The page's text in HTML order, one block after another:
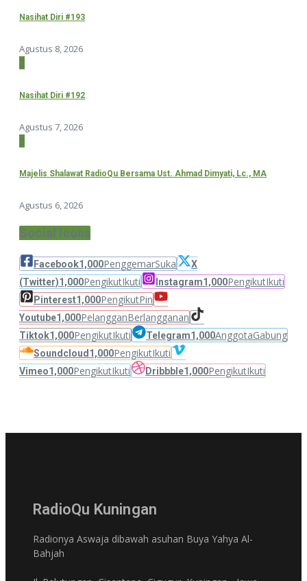
Nasihat Diri #193
Agustus 8, 2026
2
Nasihat Diri #192
Agustus 7, 2026
3
Majelis Shalawat RadioQu Bersama Ust. Ahmad Dimyati, Lc., MA
Agustus 6, 2026
Social Icons
Facebook1,000PenggemarSuka
X
(Twitter)1,000PengikutIkuti Instagram1,000PengikutIkuti
Pinterest1,000PengikutPin
Youtube1,000PelangganBerlangganan
Tiktok1,000PengikutIkuti Telegram1,000AnggotaGabung
Soundcloud 1,000PengikutIkuti
Vimeo1,000PengikutIkuti Dribbble1,000PengikutIkuti
RadioQu Kuningan
Radionya Aswaja dibawah asuhan Buya Yahya Al-
Bahjah